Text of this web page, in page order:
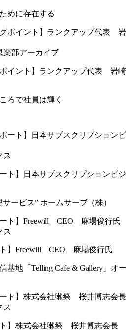
めに存在する
楽部アーカイブ
ポイント】ランクアップ代表 岩崎
ろで社員は輝く
ス
ト】日本サブスクリプションビジ
ービス” ホームサーブ（株）
ス
ト】Freewill CEO 麻場俊行氏
基地「Telling Cafe & Gallery」オー
ス
ト】株式会社獺祭 桜井博志会長